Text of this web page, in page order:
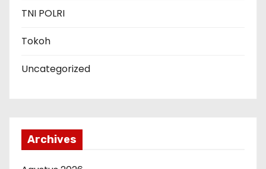
TNI POLRI
Tokoh
Uncategorized
Archives